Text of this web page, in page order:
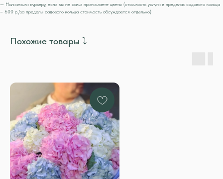
— Наличными курьеру, если вы не сами принимаете цветы (стоимость услуги в пределах садового кольца
– 600 р./за пределы садового кольца стоимость обсуждается отдельно)
Похожие товары ⤵